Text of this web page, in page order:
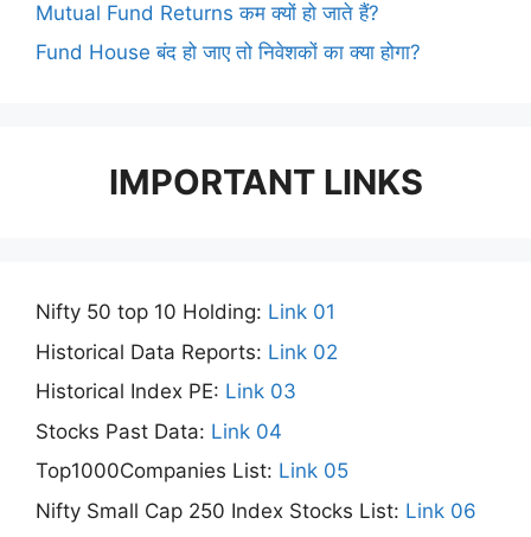
Mutual Fund Returns कम क्यों हो जाते हैं?
Fund House बंद हो जाए तो निवेशकों का क्या होगा?
IMPORTANT LINKS
Nifty 50 top 10 Holding: Link 01
Historical Data Reports: Link 02
Historical Index PE: Link 03
Stocks Past Data: Link 04
Top1000Companies List: Link 05
Nifty Small Cap 250 Index Stocks List: Link 06